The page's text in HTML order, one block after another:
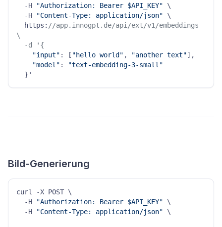
  -H
"Authorization: Bearer $API_KEY" \
  -H
"Content-Type: application/json" \
  https:
//app.innogpt.de/api/ext/v1/embeddings
\
  -d '{
"input" : [ "hello world" , "another text"],
"model" :
"text-embedding-3-small"
Bild-Generierung
curl -X POST \
  -H
"Authorization: Bearer $API_KEY" \
  -H
"Content-Type: application/json" \